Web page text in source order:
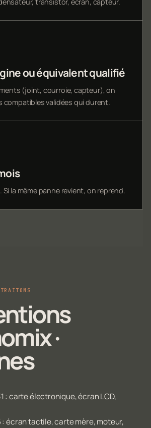
ou équivalent qualifié
(joint, courroie, capteur), on
compatibles validées qui durent.
Si la même panne revient, on reprend.
·
: carte électronique, écran LCD,
: écran tactile, carte mère, moteur,